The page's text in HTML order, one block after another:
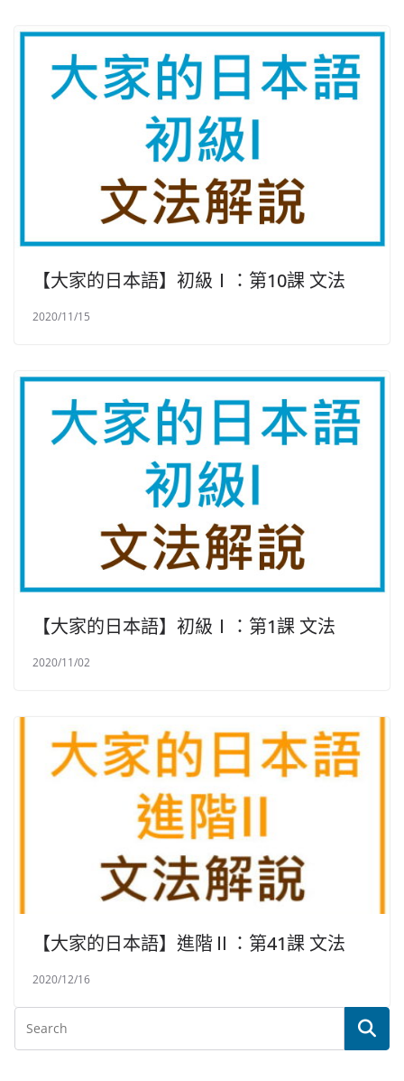
【大家的日本語】初級Ⅰ：第10課 文法
2020/11/15
【大家的日本語】初級Ⅰ：第1課 文法
2020/11/02
【大家的日本語】進階Ⅱ：第41課 文法
2020/12/16